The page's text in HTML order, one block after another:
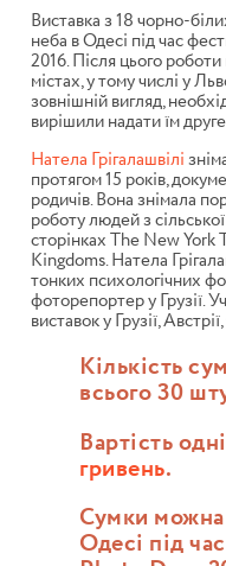
Виставка з 18 чорно-
неба в Одесі під час
2016. Після цього
містах, у тому числі у
зовнішній вигляд,
вирішили надати їм
Натела Грігалашвілі
протягом 15 років,
родичів. Вона знімала
роботу людей з
сторінках The New York
Kingdoms. Натела
тонких психологічних
фоторепортер у Грузії.
виставок у Грузії,
Кількість
всього 30
Вартість
гривень.
Сумки
Одесі під